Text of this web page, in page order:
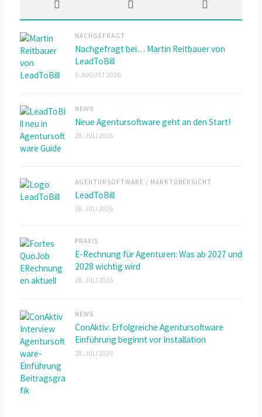
NACHGEFRAGT
Nachgefragt bei… Martin Reitbauer von
LeadToBill
5. AUGUST 2026
NEWS
Neue Agentursoftware geht an den Start!
28. JULI 2026
AGENTURSOFTWARE / MARKTÜBERSICHT
LeadToBill
28. JULI 2026
PRAXIS
E-Rechnung für Agenturen: Was ab 2027 und
2028 wichtig wird
28. JULI 2026
NEWS
ConAktiv: Erfolgreiche Agentursoftware
Einführung beginnt vor Installation
28. JULI 2026